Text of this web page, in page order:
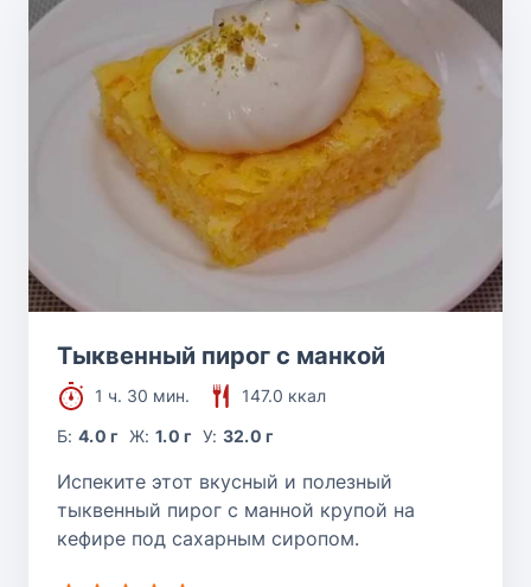
Тыквенный пирог с манкой
1 ч. 30 мин.
147.0 ккал
Б:4.0 г Ж: 1.0 г У: 32.0 г
Испеките этот вкусный и полезный
тыквенный пирог с манной крупой на
кефире под сахарным сиропом.